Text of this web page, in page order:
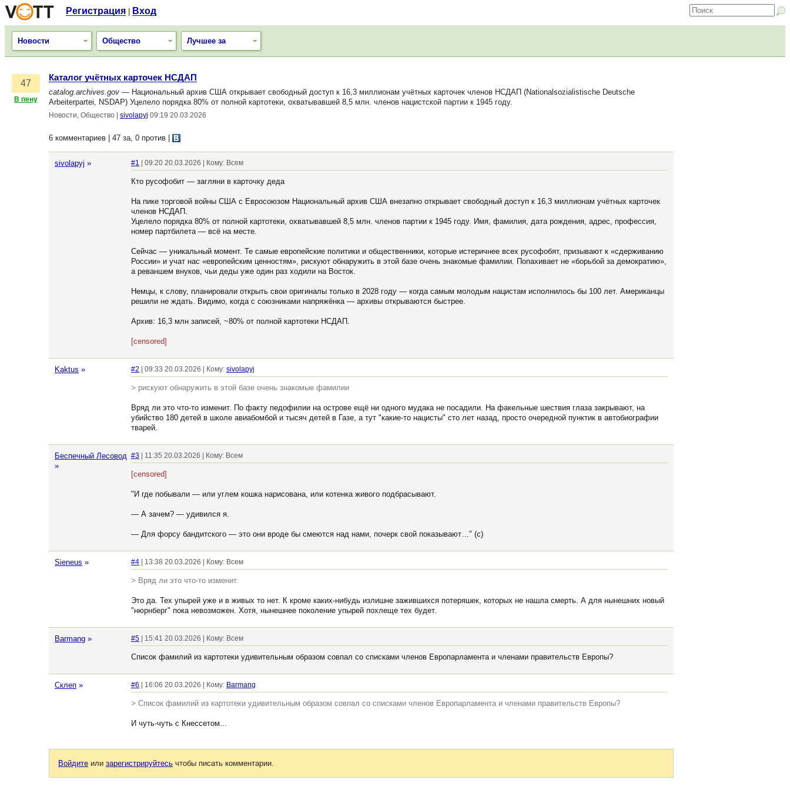
Регистрация Вход
Новости Общество Лучшее за
47
В пену
Каталог учётных карточек НСДАП
catalog.archives.gov — Национальный архив США открывает свободный доступ к 16,3 миллионам учётных карточек членов НСДАП (Nationalsozialistische Deutsche
Arbeiterpartei, NSDAP) Уцелело порядка 80% от полной картотеки, охватывавшей 8,5 млн. членов нацистской партии к 1945 году.
Новости, Общество sivolapyj 09:19 20.03.2026
6 комментариев | 47 за, 0 против
sivolapyj » #1 | 09:20 20.03.2026 | Кому: Всем
Кто русофобит — загляни в карточку деда
На пике торговой войны США с Евросоюзом Национальный архив США внезапно открывает свободный доступ к 16,3 миллионам учётных карточек
членов НСДАП.
Уцелело порядка 80% от полной картотеки, охватывавшей 8,5 млн. членов партии к 1945 году. Имя, фамилия, дата рождения, адрес, профессия,
номер партбилета — всё на месте.
Сейчас — уникальный момент. Те самые европейские политики и общественники, которые истеричнее всех русофобят, призывают к «сдерживанию
России» и учат нас «европейским ценностям», рискуют обнаружить в этой базе очень знакомые фамилии. Попахивает не «борьбой за демократию»,
а реваншем внуков, чьи деды уже один раз ходили на Восток.
Немцы, к слову, планировали открыть свои оригиналы только в 2028 году — когда самым молодым нацистам исполнилось бы 100 лет. Американцы
решили не ждать. Видимо, когда с союзниками напряжёнка — архивы открываются быстрее.
Архив: 16,3 млн записей, ~80% от полной картотеки НСДАП.
[censored]
Kaktus » #2 | 09:33 20.03.2026 | Кому: sivolapyj
> рискуют обнаружить в этой базе очень знакомые фамилии
Вряд ли это что-то изменит. По факту педофилии на острове ещё ни одного мудака не посадили. На факельные шествия глаза закрывают, на
убийство 180 детей в школе авиабомбой и тысяч детей в Газе, а тут "какие-то нацисты" сто лет назад, просто очередной пунктик в автобиографии
тварей.
Беспечный Лесовод
»
#3 | 11:35 20.03.2026 | Кому: Всем
[censored]
"И где побывали — или углем кошка нарисована, или котенка живого подбрасывают.
— А зачем? — удивился я.
— Для форсу бандитского — это они вроде бы смеются над нами, почерк свой показывают…" (с)
Sieneus » #4 | 13:38 20.03.2026 | Кому: Всем
> Вряд ли это что-то изменит.
Это да. Тех упырей уже и в живых то нет. К кроме каких-нибудь излишне зажившихся потеряшек, которых не нашла смерть. А для нынешних новый
"нюрнберг" пока невозможен. Хотя, нынешнее поколение упырей похлеще тех будет.
Barmang » #5 | 15:41 20.03.2026 | Кому: Всем
Список фамилий из картотеки удивительным образом совпал со списками членов Европарламента и членами правительств Европы?
Склеп » #6 | 16:06 20.03.2026 | Кому: Barmang
> Список фамилий из картотеки удивительным образом совпал со списками членов Европарламента и членами правительств Европы?
И чуть-чуть с Кнессетом...
Войдите или зарегистрируйтесь чтобы писать комментарии.